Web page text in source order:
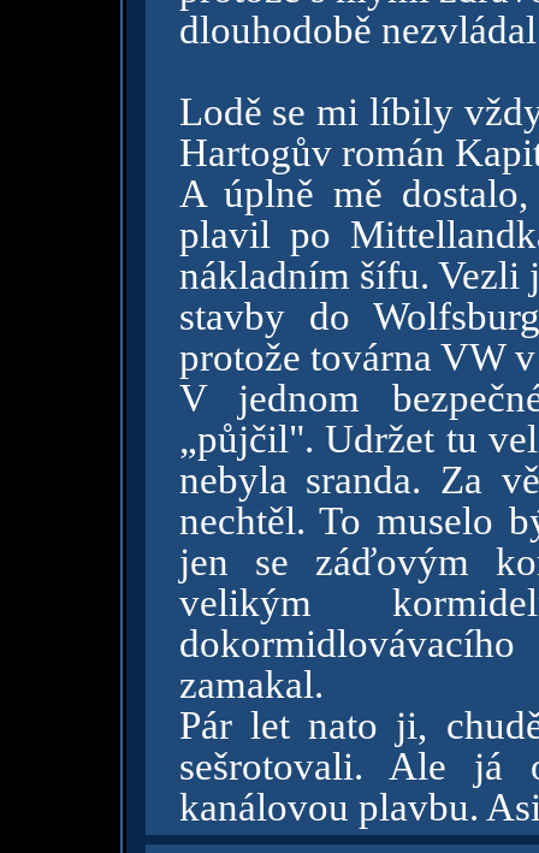
dlouhodobě
Lodě se mi líbily
Hartogův román
A úplně mě
plavil po
nákladním šífu. Vezli
stavby do
protože továrna VW
V jednom
„půjčil". Udržet tu
nebyla sranda. Za
nechtěl. To muselo
jen se záďovým
velikým
zamakal.
Pár let nato ji,
sešrotovali. Ale
kanálovou plavbu.